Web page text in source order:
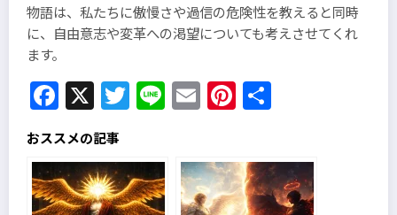
物語は、私たちに傲慢さや過信の危険性を教えると同時
に、自由意志や変革への渇望についても考えさせてくれ
ます。
Facebook
X Twitter
LineEmailPinterest
おススメの記事